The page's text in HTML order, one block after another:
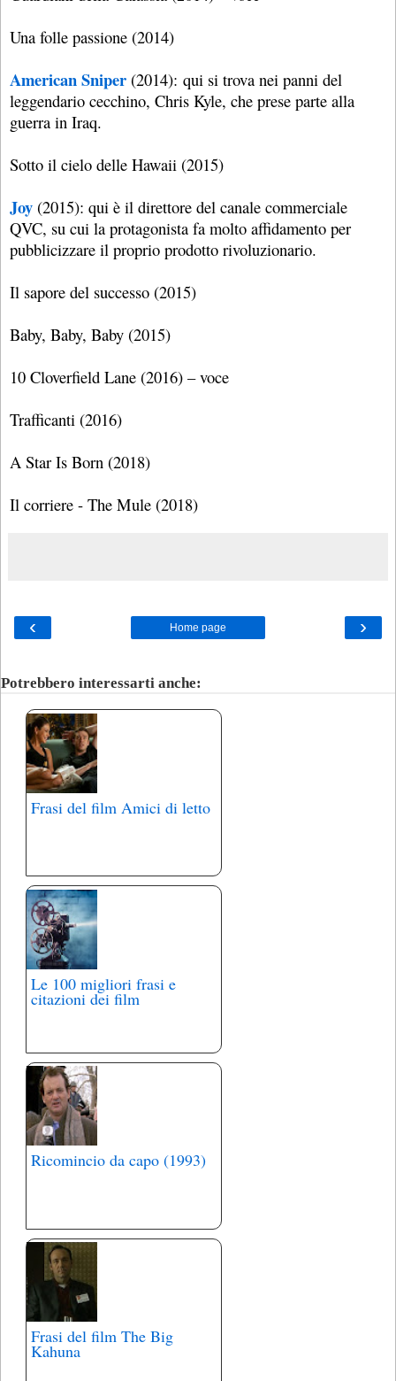
Una folle passione (2014)
American Sniper (2014): qui si trova nei panni del
leggendario cecchino, Chris Kyle, che prese parte alla
guerra in Iraq.
Sotto il cielo delle Hawaii (2015)
Joy (2015): qui è il direttore del canale commerciale
QVC, su cui la protagonista fa molto affidamento per
pubblicizzare il proprio prodotto rivoluzionario.
Il sapore del successo (2015)
Baby, Baby, Baby (2015)
10 Cloverfield Lane (2016) – voce
Trafficanti (2016)
A Star Is Born (2018)
Il corriere - The Mule (2018)
‹ ›
Home page
Potrebbero interessarti anche:
Frasi del film Amici di letto
Le 100 migliori frasi e
citazioni dei film
Ricomincio da capo (1993)
Frasi del film The Big
Kahuna